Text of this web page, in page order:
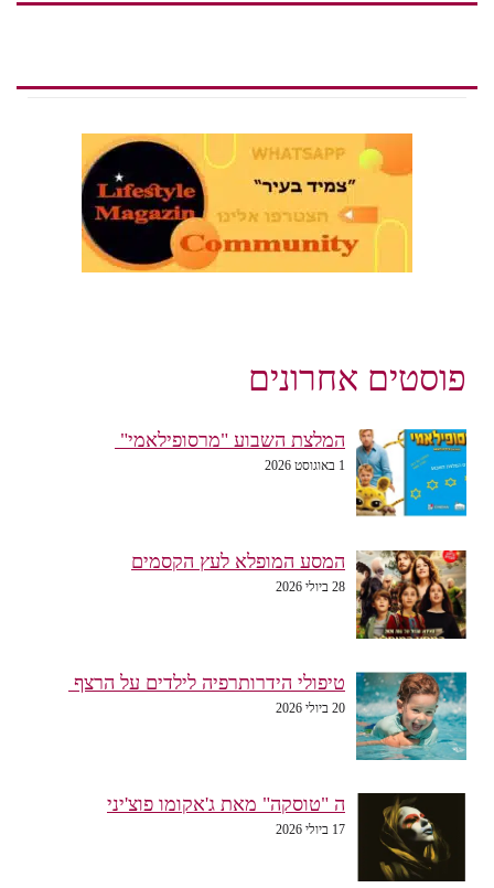
פוסטים אחרונים
המלצת השבוע "מרסופילאמי"
1 באוגוסט 2026
המסע המופלא לעץ הקסמים
28 ביולי 2026
טיפולי הידרותרפיה לילדים על הרצף
20 ביולי 2026
ה "טוסקה" מאת ג'אקומו פוצ'יני
17 ביולי 2026